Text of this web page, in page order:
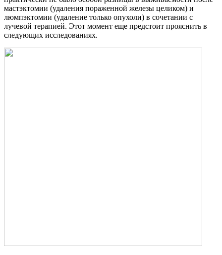
мастэктомии (удаления пораженной железы целиком) и
люмпэктомии (удаление только опухоли) в сочетании с
лучевой терапией. Этот момент еще предстоит прояснить в
следующих исследованиях.